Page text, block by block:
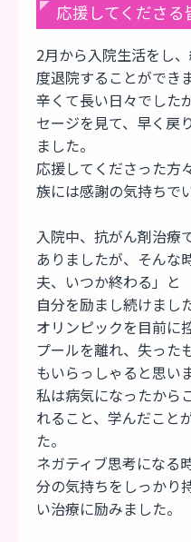
応援してくださる
2月から入院生活をし
度退院することができ
辛くて長い日々でした
セージを見て、早く戻
ました。
応援してくださった方
族には感謝の気持ちで
入院中、抗がん剤治療
ありましたが、そんな
夫、いつか終わる」と
自分を励まし続けまし
オリンピックを目前に
プールを離れ、失った
もいらっしゃると思い
私は病気になったから
れること、学んだこと
た。
ネガティブ思考になる
分の気持ちをしっかり
い治療に励みました。